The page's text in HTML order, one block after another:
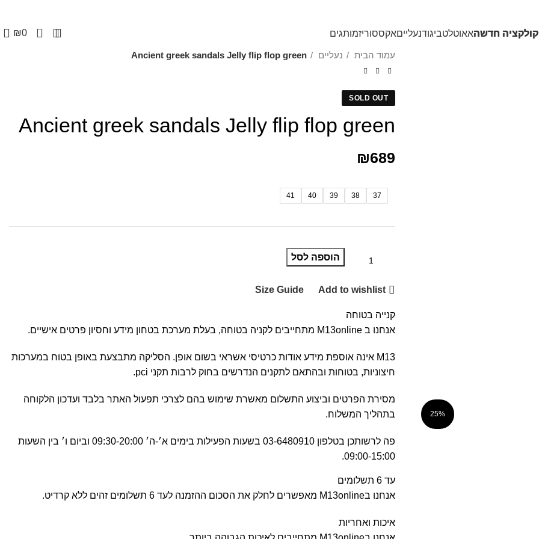
קולקציה חדשהאאוטלטביגודנעלייםאקססוריזמותגים 0
₪0
25%
עמוד הבית נעליים Ancient greek sandals Jelly flip flop green
SOLD OUT
Ancient greek sandals Jelly flip flop green
₪689
37
38
39
40
41
הוספה לסל
Add to wishlist
Size Guide
קנייה בטוחה
אנחנו ב M13online מתחייבים לקניה בטוחה, בעלת מערכת בטחון מידע וחסיון פרטים אישיים.
M13 אינה אוספת מידע אודות כרטיסי אשראי בשום אופן. הסליקה מתבצעת באופן בטוח במערכות
חיצוניות, בטוחות ובהתאם לתקנים הנדרשים בחוק לרבות תקני pci.
מסירת הפרטים וביצוע התשלום מאשרת שימוש בהם לצרכי תפעול האתר בלבד ועדכון הלקוחה
בתהליך המשלוח.
פה לרשותכן בטלפון 03-6480910 בשעות הפעילות בימים א׳-ה׳ 09:30-20:00 וביום ו׳ בין השעות
09:00-15:00.
וכן, מעבר לשעות הפעילות בלחצן הWhatsAPP.
עד 6 תשלומים
אנחנו בM13online מאפשרים לחלק את הסכום ההזמנה לעד 6 תשלומים זהים ללא קרדיט.
איכות ואחריות